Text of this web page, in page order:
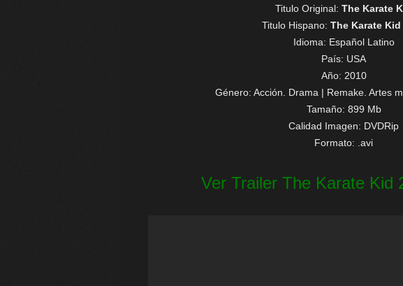
Titulo Original: The Karate
Titulo Hispano: The Karate Kid
Idioma: Español Latino
País: USA
Año: 2010
Género: Acción. Drama | Remake. Artes
Tamaño: 899 Mb
Calidad Imagen: DVDRip
Formato: .avi
Ver Trailer The Karate Kid